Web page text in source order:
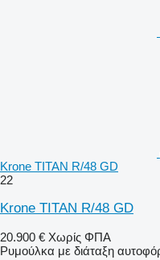
Krone TITAN R/48 GD
22
Krone TITAN R/48 GD
20.900 € Χωρίς ΦΠΑ
Ρυμούλκα με διάταξη